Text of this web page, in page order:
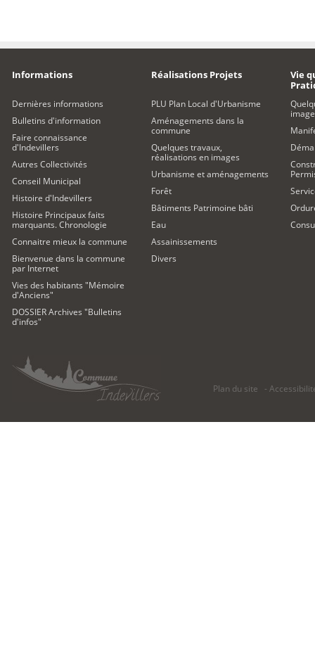
Informations
Dernières informations
Bulletins d'information
Faire connaissance
d'Indevillers
Autres Collectivités
Conseil Municipal
Histoire d'Indevillers
Histoire Principaux faits
marquants. Chronologie
Connaitre mieux la commune
Bienvenue dans la commune
par Internet
Vies des habitants "Mémoire
d'Anciens"
DOSSIER Archives "Bulletins
d'infos"
Réalisations Projets
PLU Plan Local d'Urbanisme
Aménagements dans la
commune
Quelques travaux,
réalisations en images
Urbanisme et aménagements
Forêt
Bâtiments Patrimoine bâti
Eau
Assainissements
Divers
Vie
Plan du site